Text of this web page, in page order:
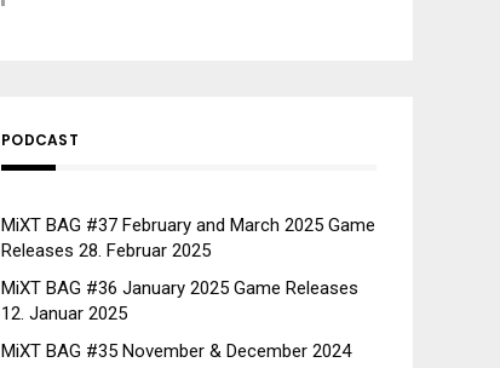
PODCAST
MiXT BAG #37 February and March 2025 Game
Releases 28. Februar 2025
MiXT BAG #36 January 2025 Game Releases
12. Januar 2025
MiXT BAG #35 November & December 2024